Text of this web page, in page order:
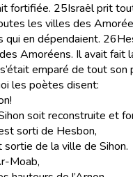
fortifiée. 25Israël prit
les villes des
en dépendaient. 26
Amoréens. Il avait fait
emparé de tout son
les poètes disent:
soit reconstruite et
sorti de Hesbon,
de la ville de Sihon.
Moab,